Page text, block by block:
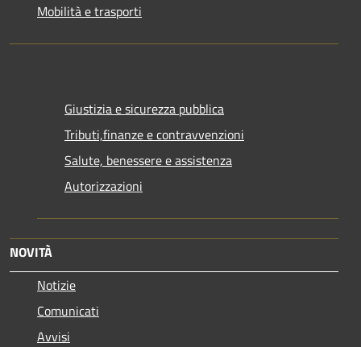
Mobilità e trasporti
Giustizia e sicurezza pubblica
Tributi,finanze e contravvenzioni
Salute, benessere e assistenza
Autorizzazioni
NOVITÀ
Notizie
Comunicati
Avvisi